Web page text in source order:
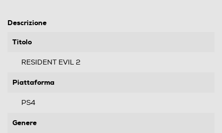
Descrizione
Titolo
RESIDENT EVIL 2
Piattaforma
PS4
Genere